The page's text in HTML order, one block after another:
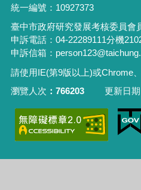
統一編號：10927373
臺中市政府研究發展考核委員會
申訴電話：04-22289111分機
申訴信箱：
請使用IE(第9版以上)或Chrome
瀏覽人次
766203 更新日期